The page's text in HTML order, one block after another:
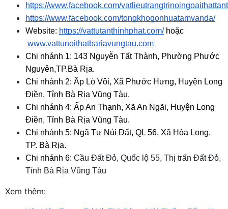
https://www.facebook.com/
https://www.facebook.com/tongkhogonhuatamvanda/
Website: https://vattutanthinhphat.com/ hoặc
www.vattunoithatbariavungtau.com
Chi nhánh 1: 143 Nguyễn Tất Thành, Phường Phước
Nguyên,TP.Bà Rịa.
Chi nhánh 2: Ấp Lò Vôi, Xã Phước Hưng, Huyện Long
Điền, Tỉnh Bà Rịa Vũng Tàu.
Chi nhánh 4: Ấp An Thạnh, Xã An Ngãi, Huyện Long
Điền, Tỉnh Bà Rịa Vũng Tàu.
Chi nhánh 5: Ngã Tư Núi Đất, QL 56, Xã Hòa Long,
TP. Bà Rịa.
Chi nhánh 6: Cầu Đất Đỏ, Quốc lộ 55, Thị trấn Đất Đỏ,
Tỉnh Bà Rịa Vũng Tàu
Xem thêm: